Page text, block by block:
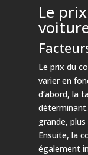
Le
Le prix du
varier en
d’abord, la
grande,
Ensuite, la
également